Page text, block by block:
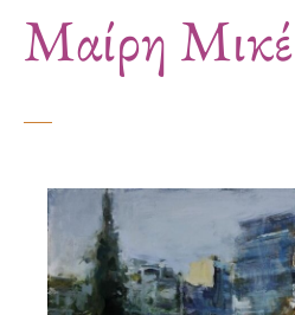
Μαίρη Μικέ